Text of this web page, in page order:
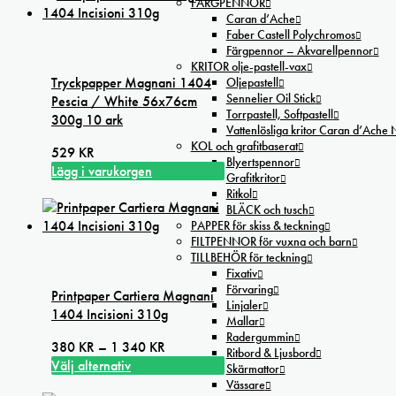
Caran d’Ache
Faber Castell Polychromos
Färgpennor – Akvarellpennor
KRITOR olje-pastell-vax
Oljepastell
Sennelier Oil Stick
Torrpastell, Softpastell
Vattenlösliga kritor Caran d’Ache
KOL och grafitbaserat
Blyertspennor
Grafitkritor
Ritkol
BLÄCK och tusch
PAPPER för skiss & teckning
FILTPENNOR för vuxna och barn
TILLBEHÖR för teckning
Fixativ
Förvaring
Linjaler
Mallar
Radergummin
Ritbord & Ljusbord
Skärmattor
Vässare
produkten
De
olika
alternativen
väljas
på
produktsidan
Tryckpapper Magnani 1404
Pescia / White 56x76cm
300g 10 ark
529 KR
Lägg i varukorgen
Printpaper Cartiera Magnani
1404 Incisioni 310g
380 KR – 1 340 KR Prisintervall:
Välj alternativ